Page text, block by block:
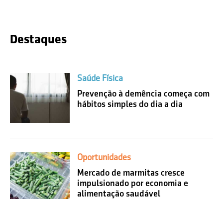
Destaques
Saúde Física
Prevenção à demência começa com
hábitos simples do dia a dia
Oportunidades
Mercado de marmitas cresce
impulsionado por economia e
alimentação saudável